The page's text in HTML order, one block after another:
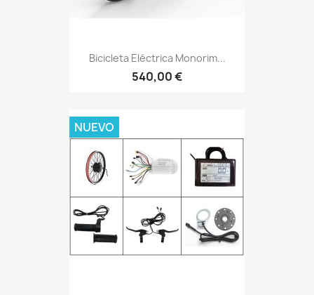
Bicicleta Eléctrica Monorim...
540,00 €
NUEVO